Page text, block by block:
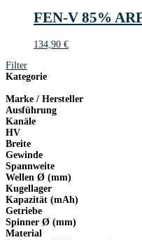
FEN-V 85%
134,90 €
Filter
Kategorie
Marke / Hersteller
Ausführung
Kanäle
HV
Breite
Gewinde
Spannweite
Wellen Ø (mm)
Kugellager
Kapazität (mAh)
Getriebe
Spinner Ø (mm)
Material